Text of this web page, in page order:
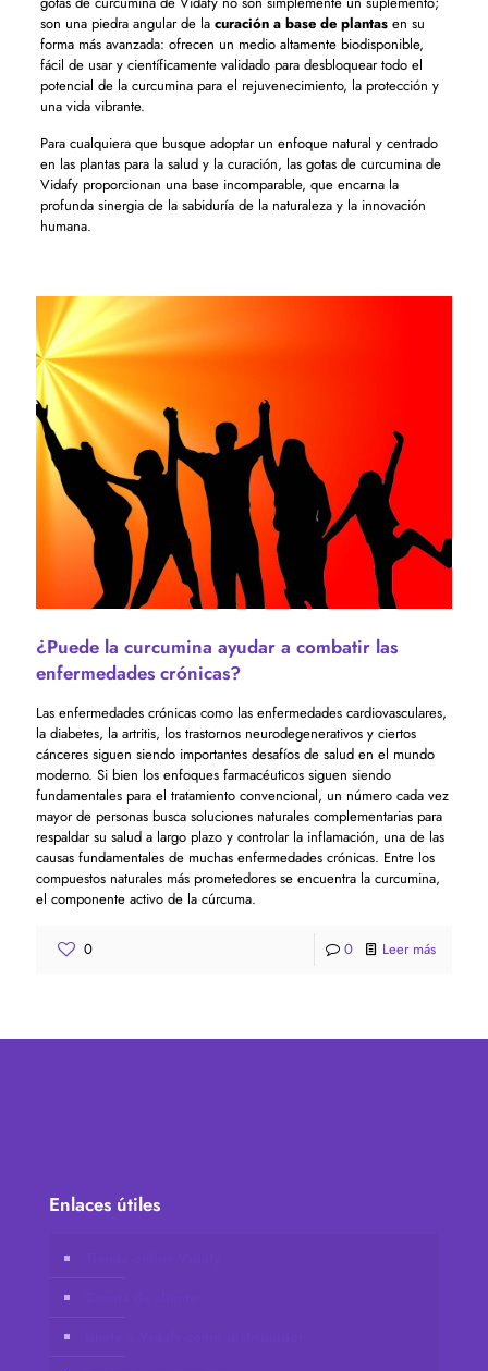
son una piedra angular de la curación a base de plantasen su
forma más avanzada: ofrecen un medio altamente biodisponible,
fácil de usar y científicamente validado para desbloquear todo el
potencial de la curcumina para el rejuvenecimiento, la protección y
una vida vibrante.
Para cualquiera que busque adoptar un enfoque natural y centrado
en las plantas para la salud y la curación, las gotas de curcumina de
Vidafy proporcionan una base incomparable, que encarna la
profunda sinergia de la sabiduría de la naturaleza y la innovación
humana.
¿Puede la curcumina ayudar a combatir las
enfermedades crónicas?
Las enfermedades crónicas como las enfermedades cardiovasculares,
la diabetes, la artritis, los trastornos neurodegenerativos y ciertos
cánceres siguen siendo importantes desafíos de salud en el mundo
moderno. Si bien los enfoques farmacéuticos siguen siendo
fundamentales para el tratamiento convencional, un número cada vez
mayor de personas busca soluciones naturales complementarias para
respaldar su salud a largo plazo y controlar la inflamación, una de las
causas fundamentales de muchas enfermedades crónicas. Entre los
compuestos naturales más prometedores se encuentra la curcumina,
el componente activo de la cúrcuma.
0 0 Leer más
Enlaces útiles